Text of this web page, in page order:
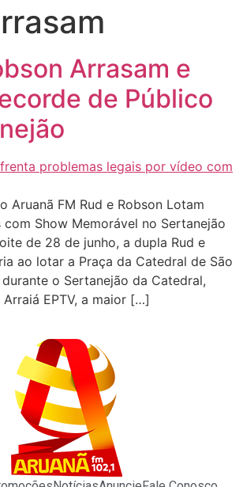
Arrasam e
de Público
Aruanã FM Rud e Robson Lotam
com Show Memorável no Sertanejão
de 28 de junho, a dupla Rud e
ao lotar a Praça da Catedral de São
o Sertanejão da Catedral,
EPTV, a maior […]